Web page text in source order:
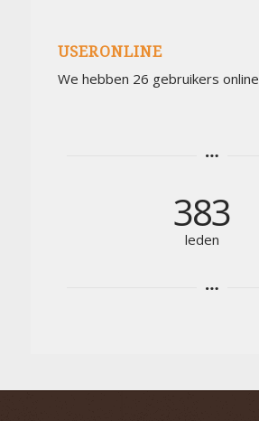
USERONLINE
We hebben 26 gebruikers online
383
leden